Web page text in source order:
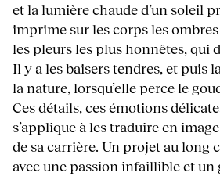
et la lumière chaude d’un soleil
imprime sur les corps les ombres
les pleurs les plus honnêtes, qui
Il y a les baisers tendres, et puis
la nature, lorsqu’elle perce le
Ces détails, ces émotions
s’applique à les traduire en
de sa carrière. Un projet au long
avec une passion infaillible et